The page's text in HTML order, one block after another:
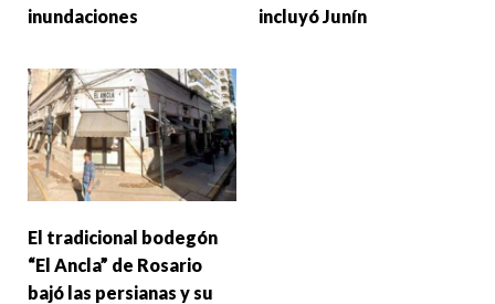
inundaciones
incluyó Junín
El tradicional bodegón
“El Ancla” de Rosario
bajó las persianas y su